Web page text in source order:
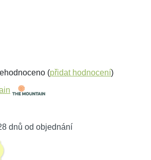
(přidat hodnocení)
dnů od objednání